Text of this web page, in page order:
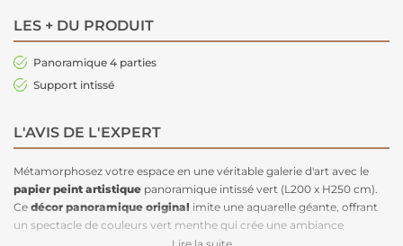
LES + DU PRODUIT
Panoramique 4 parties
Support intissé
L'AVIS DE L'EXPERT
Métamorphosez votre espace en une véritable galerie d'art avec le
papier peint artistique panoramique intissé vert (L200 x H250 cm).
Ce décor panoramique original imite une aquarelle géante, offrant
un spectacle de couleurs vert menthe qui crée une ambiance
apaisante et élégante. Idéal pour agrandir visuellement et rafraîchir